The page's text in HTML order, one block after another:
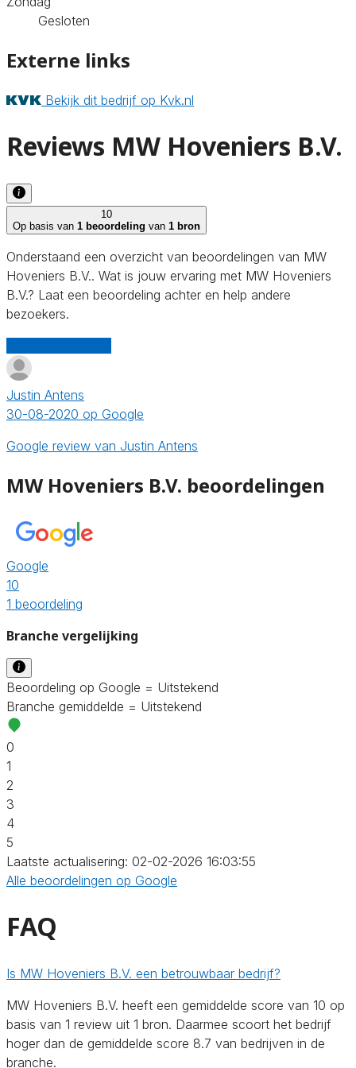
Gesloten
Externe links
Bekijk dit bedrijf op Kvk.nl
Reviews MW Hoveniers B.V.
10
Op basis van 1 beoordeling van 1 bron
Onderstaand een overzicht van beoordelingen van MW
Hoveniers B.V.. Wat is jouw ervaring met MW Hoveniers
B.V.? Laat een beoordeling achter en help andere
bezoekers.
Justin Antens
30-08-2020 op Google
Google review van Justin Antens
MW Hoveniers B.V. beoordelingen
Google
10
1 beoordeling
Branche vergelijking
Beoordeling op Google = Uitstekend
Branche gemiddelde = Uitstekend
0
1
2
3
4
5
Laatste actualisering: 02-02-2026 16:03:55
Alle beoordelingen op Google
FAQ
Is MW Hoveniers B.V. een betrouwbaar bedrijf?
MW Hoveniers B.V. heeft een gemiddelde score van 10 op
basis van 1 review uit 1 bron. Daarmee scoort het bedrijf
hoger dan de gemiddelde score 8.7 van bedrijven in de
branche.